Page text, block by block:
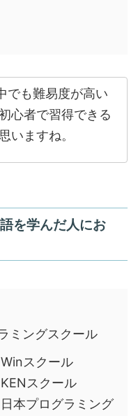
でも難易度が高い
心者で習得できる
いますね。
を学んだ人にお
ミングスクール
スクール
スクール
本プログラミング